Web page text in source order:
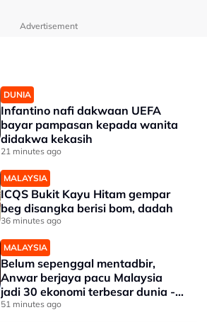
Advertisement
DUNIA
Infantino nafi dakwaan UEFA
bayar pampasan kepada wanita
didakwa kekasih
21 minutes ago
MALAYSIA
ICQS Bukit Kayu Hitam gempar
beg disangka berisi bom, dadah
36 minutes ago
MALAYSIA
Belum sepenggal mentadbir,
Anwar berjaya pacu Malaysia
jadi 30 ekonomi terbesar dunia -
Penganalisis
51 minutes ago